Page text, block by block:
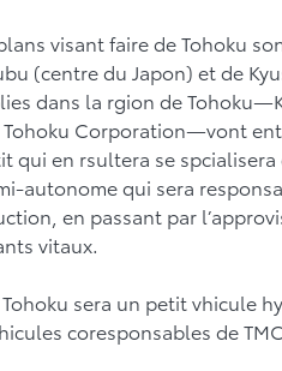
visant faire de Tohoku
(centre du Japon) et de
dans la rgion de
Corporation—vont
qui en rsultera se
autonome qui sera
en passant par
vitaux.
sera un petit vhicule
coresponsables de